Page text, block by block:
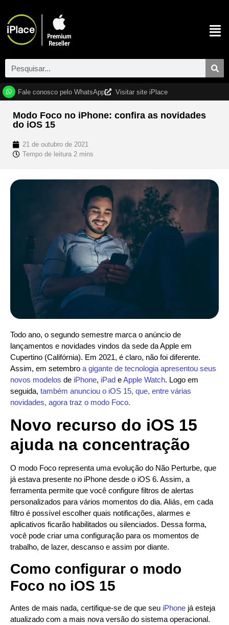
Fale conosco pelo WhatsApp Visitar site iPlace
Modo Foco no iPhone: confira as novidades
do iOS 15
21 de outubro de 2021
Todo ano, o segundo semestre marca o anúncio de
lançamentos e novidades vindos da sede da Apple em
Cupertino (Califórnia). Em 2021, é claro, não foi diferente.
Assim, em setembro a gigante de tecnologia apresentou seus
novos modelos de iPhone, iPad eApple Watch. Logo em
seguida, também anunciou o iOS 15, que, entre várias
novidades, agora traz o modo Foco.
Novo recurso do iOS 15
ajuda na concentração
O modo Foco representa uma evolução do Não Perturbe, que
já estava presente no iPhone desde o iOS 6. Assim, a
ferramenta permite que você configure filtros de alertas
personalizados para vários momentos do dia. Aliás, em cada
filtro é possível escolher quais notificações, alarmes e
aplicativos ficarão habilitados ou silenciados. Dessa forma,
você pode criar uma configuração para os momentos de
trabalho, de lazer, descanso e assim por diante.
Como configurar o modo
Foco no iOS 15
Antes de mais nada, certifique-se de que seu iPhone já esteja
atualizado com a mais nova versão do sistema operacional.